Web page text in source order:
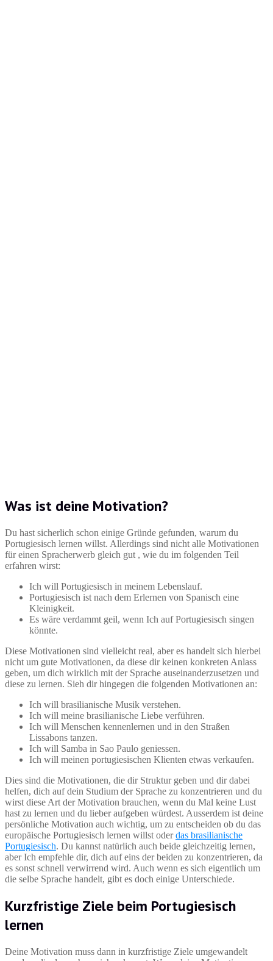
Was ist deine Motivation?
Du hast sicherlich schon einige Gründe gefunden, warum du
Portugiesisch lernen willst. Allerdings sind nicht alle Motivationen
für einen Spracherwerb gleich gut , wie du im folgenden Teil
erfahren wirst:
Ich will Portugiesisch in meinem Lebenslauf.
Portugiesisch ist nach dem Erlernen von Spanisch eine
Kleinigkeit.
Es wäre verdammt geil, wenn Ich auf Portugiesisch singen
könnte.
Diese Motivationen sind vielleicht real, aber es handelt sich hierbei
nicht um gute Motivationen, da diese dir keinen konkreten Anlass
geben, um dich wirklich mit der Sprache auseinanderzusetzen und
diese zu lernen. Sieh dir hingegen die folgenden Motivationen an:
Ich will brasilianische Musik verstehen.
Ich will meine brasilianische Liebe verführen.
Ich will Menschen kennenlernen und in den Straßen
Lissabons tanzen.
Ich will Samba in Sao Paulo geniessen.
Ich will meinen portugiesischen Klienten etwas verkaufen.
Dies sind die Motivationen, die dir Struktur geben und dir dabei
helfen, dich auf dein Studium der Sprache zu konzentrieren und du
wirst diese Art der Motivation brauchen, wenn du Mal keine Lust
hast zu lernen und du lieber aufgeben würdest. Ausserdem ist deine
persönliche Motivation auch wichtig, um zu entscheiden ob du das
europäische Portugiesisch lernen willst oderdas brasilianische
Portugiesisch. Du kannst natürlich auch beide gleichzeitig lernen,
aber Ich empfehle dir, dich auf eins der beiden zu konzentrieren, da
es sonst schnell verwirrend wird. Auch wenn es sich eigentlich um
die selbe Sprache handelt, gibt es doch einige Unterschiede.
Kurzfristige Ziele beim Portugiesisch
lernen
Deine Motivation muss dann in kurzfristige Ziele umgewandelt